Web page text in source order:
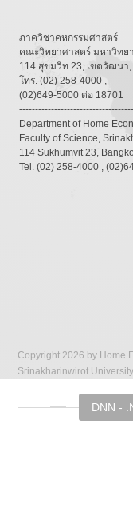
ภาควิชาคหกรรมศาสตร์
คณะวิทยาศาสตร์ มหาวิทย
114 สุขมวิท 23, เขตวัฒนา,
โทร. (02) 258-4000 ,
(02)649-5000 ต่อ 18701
Department of Home
Faculty of Science,
114 Sukhumvit 23,
Tel. (02) 258-4000 ,
Copyright 2026 by Home
Srinakharinwirot University
DNN -